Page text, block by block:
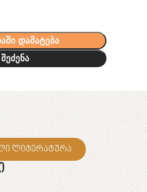
დამატება
შეძენა
ლიტერატურა